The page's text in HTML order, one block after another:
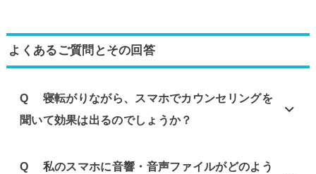
よくあるご質問とその回答
Q 寝転がりながら、スマホでカウンセリングを
聞いて効果は出るのでしょうか？
Q 私のスマホに音響・音声ファイルがどのよう